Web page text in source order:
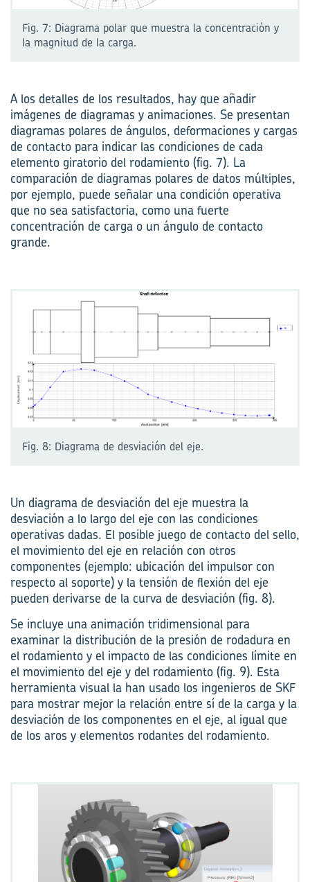
Fig. 7: Diagrama polar que muestra la concentración y
la magnitud de la carga.
A los detalles de los resultados, hay que añadir
imágenes de diagramas y animaciones. Se presentan
diagramas polares de ángulos, deformaciones y cargas
de contacto para indicar las condiciones de cada
elemento giratorio del rodamiento (fig. 7). La
comparación de diagramas polares de datos múltiples,
por ejemplo, puede señalar una condición operativa
que no sea satisfactoria, como una fuerte
concentración de carga o un ángulo de contacto
grande.
Fig. 8: Diagrama de desviación del eje.
Un diagrama de desviación del eje muestra la
desviación a lo largo del eje con las condiciones
operativas dadas. El posible juego de contacto del sello,
el movimiento del eje en relación con otros
componentes (ejemplo: ubicación del impulsor con
respecto al soporte) y la tensión de flexión del eje
pueden derivarse de la curva de desviación (fig. 8).
Se incluye una animación tridimensional para
examinar la distribución de la presión de rodadura en
el rodamiento y el impacto de las condiciones límite en
el movimiento del eje y del rodamiento (fig. 9). Esta
herramienta visual la han usado los ingenieros de SKF
para mostrar mejor la relación entre sí de la carga y la
desviación de los componentes en el eje, al igual que
de los aros y elementos rodantes del rodamiento.